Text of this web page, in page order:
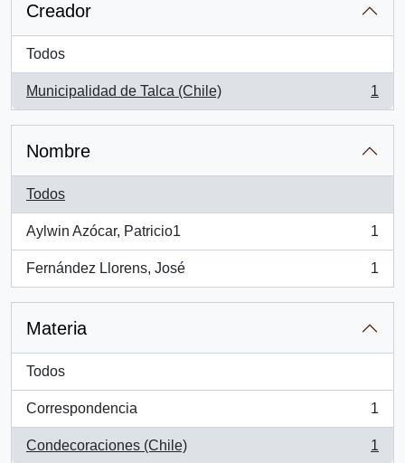
Creador
Todos
Municipalidad de Talca (Chile)
, 1 resultados
1
Nombre
Todos
Aylwin Azócar, Patricio1
, 1 resultados
1
Fernández Llorens, José
, 1 resultados
1
Materia
Todos
Correspondencia
, 1 resultados
1
Condecoraciones (Chile)
, 1 resultados
1